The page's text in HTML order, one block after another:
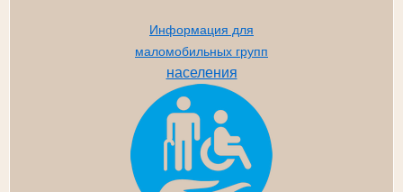
Информация для
маломобильных групп
населения